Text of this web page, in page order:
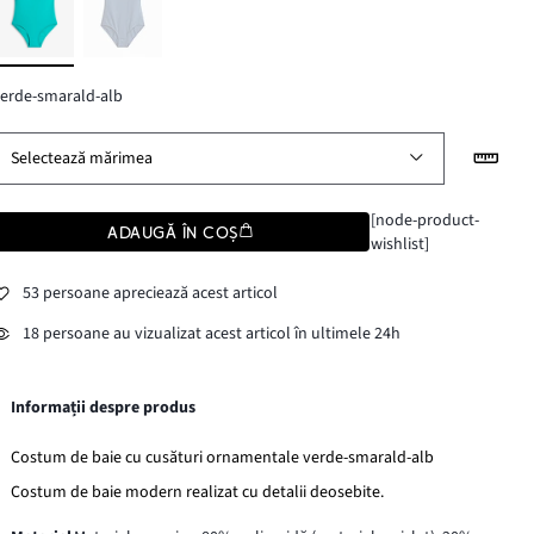
smarald-alb
Selectează mărimea
ADAUGĂ ÎN COȘ
[node-product-
wishlist]
53 persoane apreciează acest articol
18 persoane au vizualizat acest articol în ultimele 24h
Informații despre produs
Costum de baie cu cusături ornamentale verde-smarald-alb
Costum de baie modern realizat cu detalii deosebite.